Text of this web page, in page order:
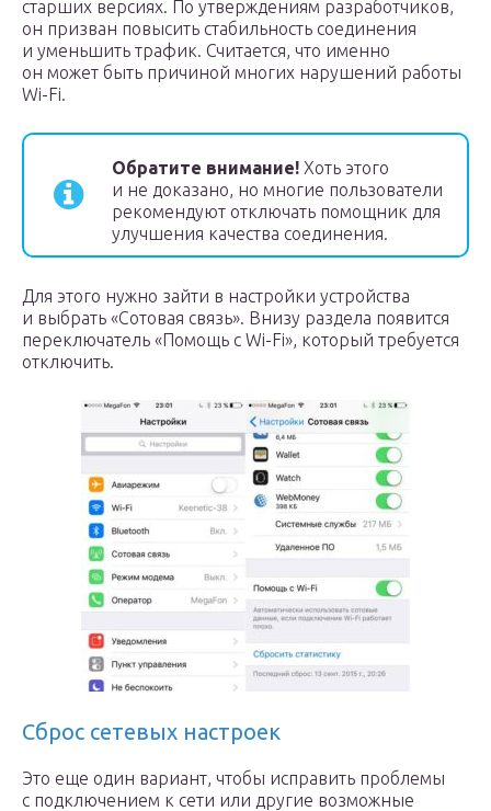
старших версиях. По утверждениям разработчиков,
он призван повысить стабильность соединения
и уменьшить трафик. Считается, что именно
он может быть причиной многих нарушений работы
Wi-Fi.
Обратите внимание! Хоть этого
и не доказано, но многие пользователи
рекомендуют отключать помощник для
улучшения качества соединения.
Для этого нужно зайти в настройки устройства
и выбрать «Сотовая связь». Внизу раздела появится
переключатель «Помощь с Wi-Fi», который требуется
отключить.
Сброс сетевых настроек
Это еще один вариант, чтобы исправить проблемы
с подключением к сети или другие возможные